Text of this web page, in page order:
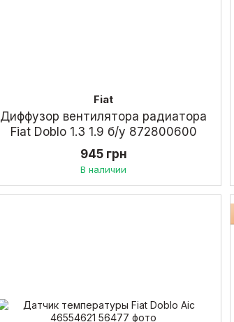
Fiat
Диффузор вентилятора радиатора
Fiat Doblo 1.3 1.9 б/у 872800600
945 грн
В наличии